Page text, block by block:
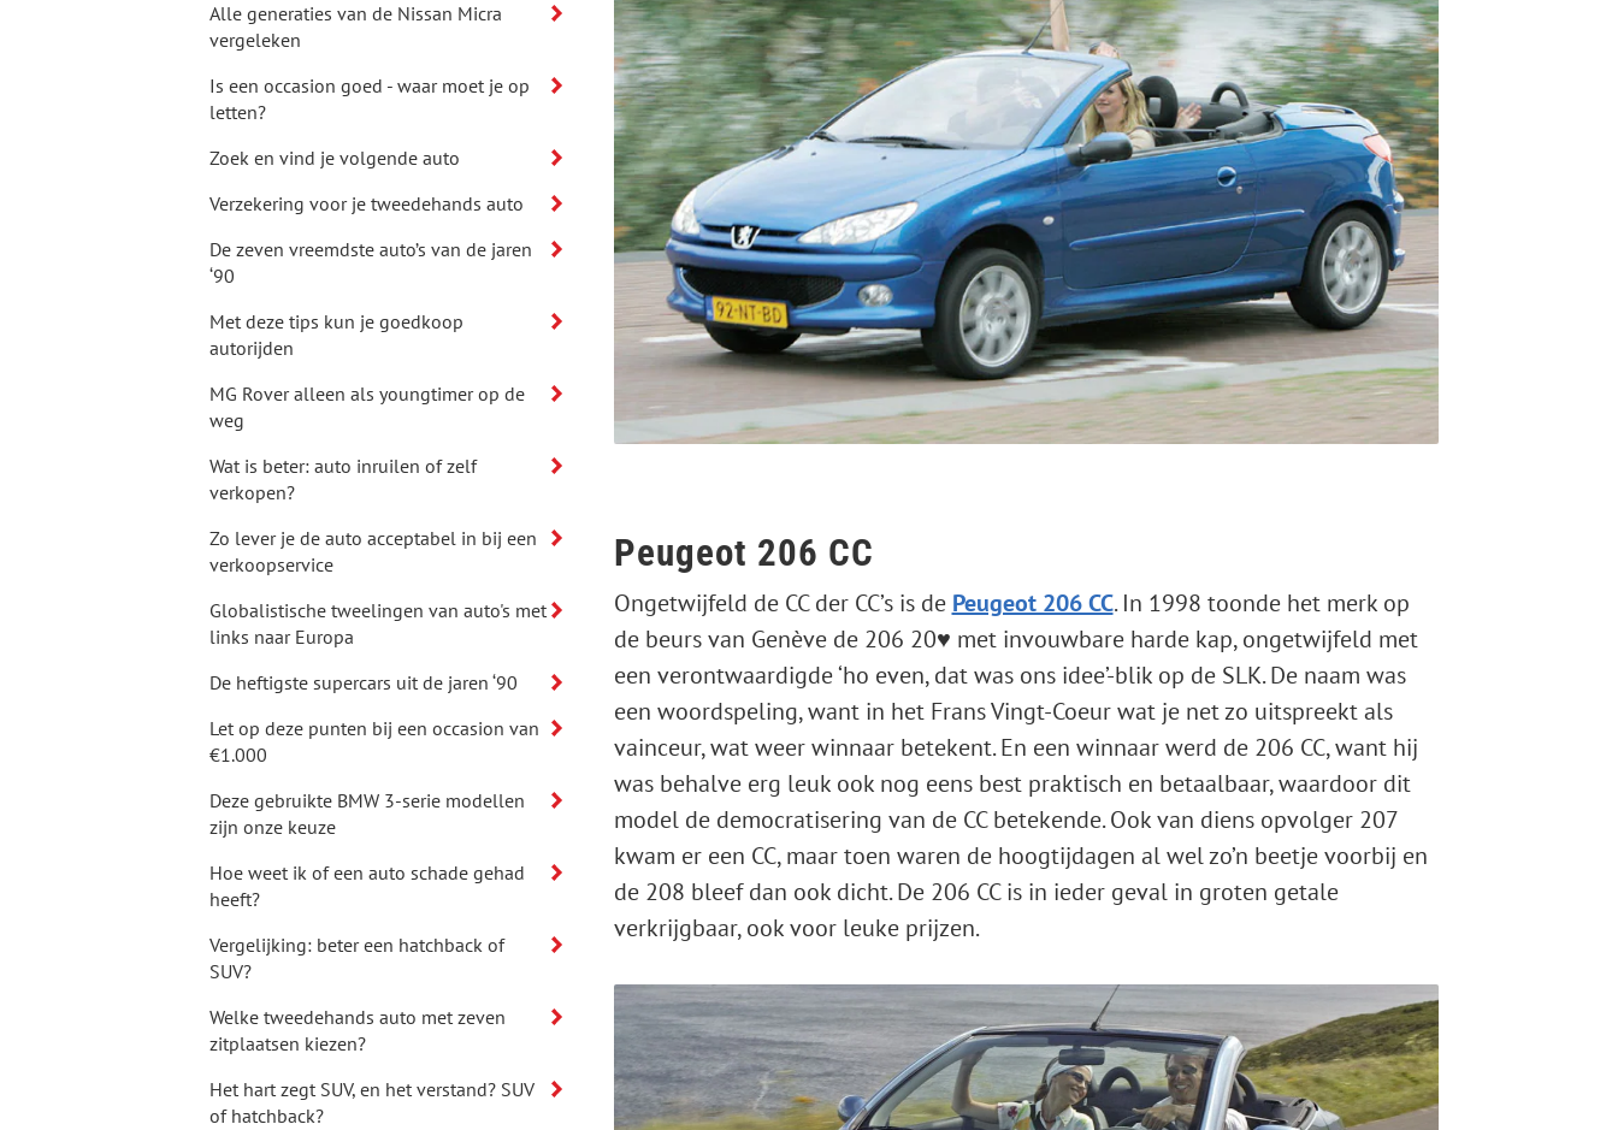
Peugeot 206 CC
Ongetwijfeld de CC der CC’s is de Peugeot 206 CC. In 1998 toonde het merk op
de beurs van Genève de 206 20♥ met invouwbare harde kap, ongetwijfeld met
een verontwaardigde ‘ho even, dat was ons idee’-blik op de SLK. De naam was
een woordspeling, want in het Frans Vingt-Coeur wat je net zo uitspreekt als
vainceur, wat weer winnaar betekent. En een winnaar werd de 206 CC, want hij
was behalve erg leuk ook nog eens best praktisch en betaalbaar, waardoor dit
model de democratisering van de CC betekende. Ook van diens opvolger 207
kwam er een CC, maar toen waren de hoogtijdagen al wel zo’n beetje voorbij en
de 208 bleef dan ook dicht. De 206 CC is in ieder geval in groten getale
verkrijgbaar, ook voor leuke prijzen.
Alle generaties van de Nissan Micra
vergeleken
Is een occasion goed - waar moet je op
letten?
Zoek en vind je volgende auto
Verzekering voor je tweedehands auto
De zeven vreemdste auto’s van de jaren
‘90
Met deze tips kun je goedkoop
autorijden
MG Rover alleen als youngtimer op de
weg
Wat is beter: auto inruilen of zelf
verkopen?
Zo lever je de auto acceptabel in bij een
verkoopservice
Globalistische tweelingen van auto's met
links naar Europa
De heftigste supercars uit de jaren ‘90
Let op deze punten bij een occasion van
€1.000
Deze gebruikte BMW 3-serie modellen
zijn onze keuze
Hoe weet ik of een auto schade gehad
heeft?
Vergelijking: beter een hatchback of
SUV?
Welke tweedehands auto met zeven
zitplaatsen kiezen?
Het hart zegt SUV, en het verstand? SUV
of hatchback?